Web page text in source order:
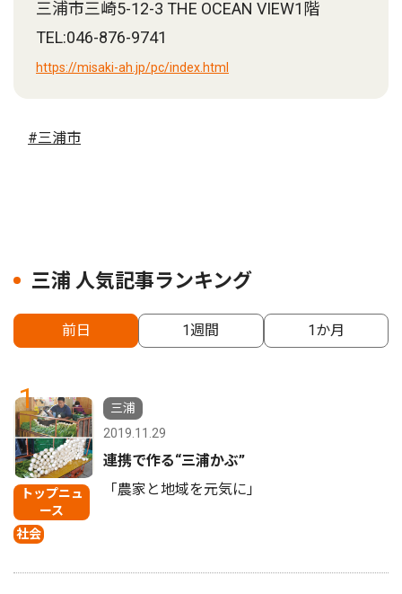
三浦市三崎5-12-3 THE OCEAN VIEW1階
TEL:046-876-9741
https://misaki-ah.jp/pc/index.html
#三浦市
三浦 人気記事ランキング
前日 1週間 1か月
1
トップニュ
ース
社会
三浦
2019.11.29
連携で作る“三浦かぶ”
「農家と地域を元気に」